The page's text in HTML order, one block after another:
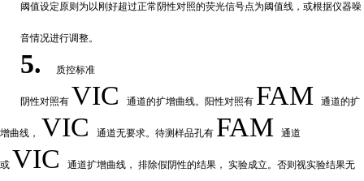
阈值设定原则为以刚好超过正常阴性对照的荧光信号点为阈值线，或根据仪器噪
音情况进行调整。
5. 质控标准
阴性对照有 VIC通道的扩增曲线。阳性对照有 FAM通道的扩
增曲线， VIC通道无要求。待测样品孔有 FAM通道
或 VIC 通道扩增曲线， 排除假阴性的结果， 实验成立。否则视实验结果无